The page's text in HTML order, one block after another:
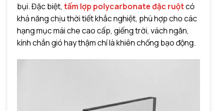
bụi. Đặc biệt, tấm lợp polycarbonate đặc ruộtcó
khả năng chịu thời tiết khắc nghiệt, phù hợp cho các
hạng mục mái che cao cấp, giếng trời, vách ngăn,
kính chắn gió hay thậm chí là khiên chống bạo động.